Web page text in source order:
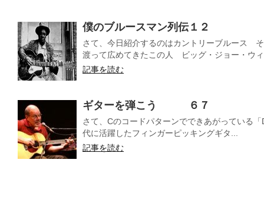
僕のブルースマン列伝１２
さて、今日紹介するのはカントリーブルース
渡って広めてきたこの人 ビッグ・ジョー・ウ
記事を読む
ギターを弾こう ６７
さて、Cのコードパターンでできあがっている
代に活躍したフィンガーピッキングギタ...
記事を読む